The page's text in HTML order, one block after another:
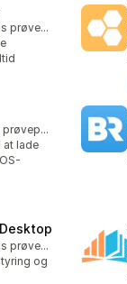
Mulighed for gratis prøveperiode
Mulighed for gratis prøveperiode
at lade
Mulighed for gratis prøveperiode
og